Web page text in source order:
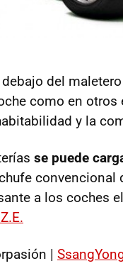
del
como en
y la
se puede
convencional
a los coches
|